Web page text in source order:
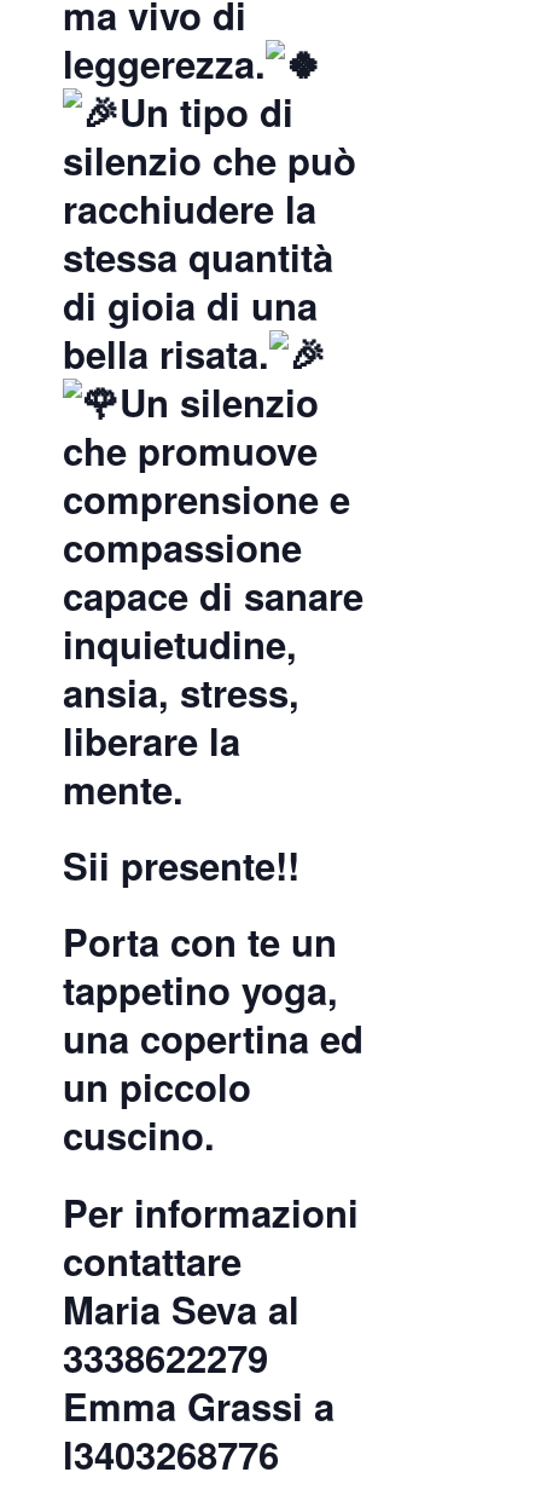
ma vivo di
leggerezza.
Un tipo di
silenzio che può
racchiudere la
stessa quantità
di gioia di una
bella risata.
Un silenzio
che promuove
comprensione e
compassione
capace di sanare
inquietudine,
ansia, stress,
liberare la
mente.
Sii presente!!
Porta con te un
tappetino yoga,
una copertina ed
un piccolo
cuscino.
Per informazioni
contattare
Maria Seva al
3338622279
Emma Grassi a
l3403268776